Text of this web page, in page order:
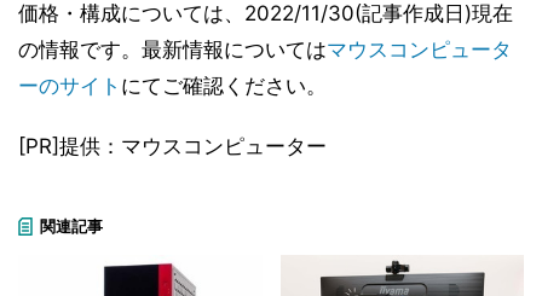
価格・構成については、2022/11/30(記事作成日)現在
の情報です。最新情報についてはマウスコンピュータ
ーのサイト にてご確認ください。
[PR]提供：マウスコンピューター
関連記事